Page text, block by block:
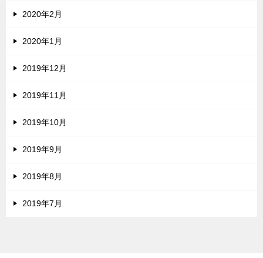
2020年2月
2020年1月
2019年12月
2019年11月
2019年10月
2019年9月
2019年8月
2019年7月